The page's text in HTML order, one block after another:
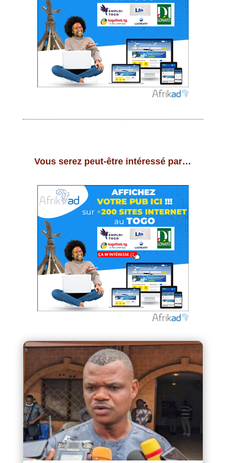
Vous serez peut-être intéressé par…